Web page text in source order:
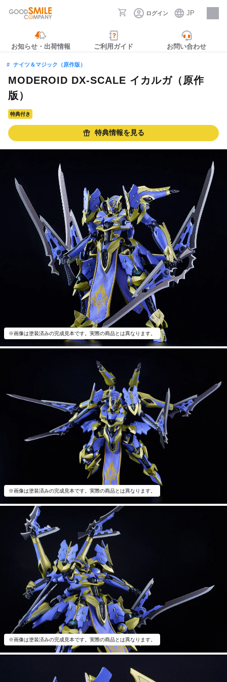
ログイン JP
採用情報
お知らせ・出荷情報 ご利用ガイド お問い合わせ
ナイツ＆マジック（原作版）
MODEROID DX-SCALE イカルガ（原作
版）
特典付き
特典情報を見る
※画像は塗装済みの完成見本です。実際の商品とは異なります。
※画像は塗装済みの完成見本です。実際の商品とは異なります。
※画像は塗装済みの完成見本です。実際の商品とは異なります。